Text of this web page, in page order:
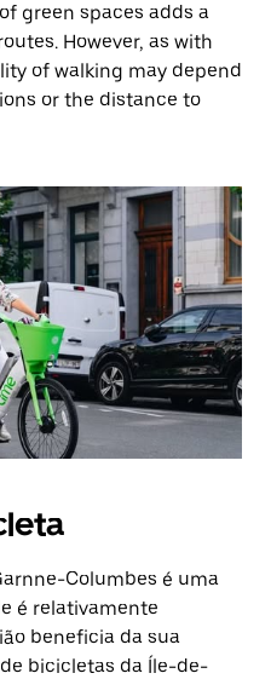
green spaces adds a
However, as with
of walking may depend
or the distance to
Columbes é uma
é relativamente
beneficia da sua
bicicletas da Íle-de-